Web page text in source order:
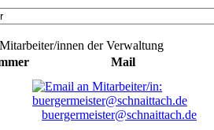
innen der Verwaltung
Mail
buergermeister@schnaittach.de